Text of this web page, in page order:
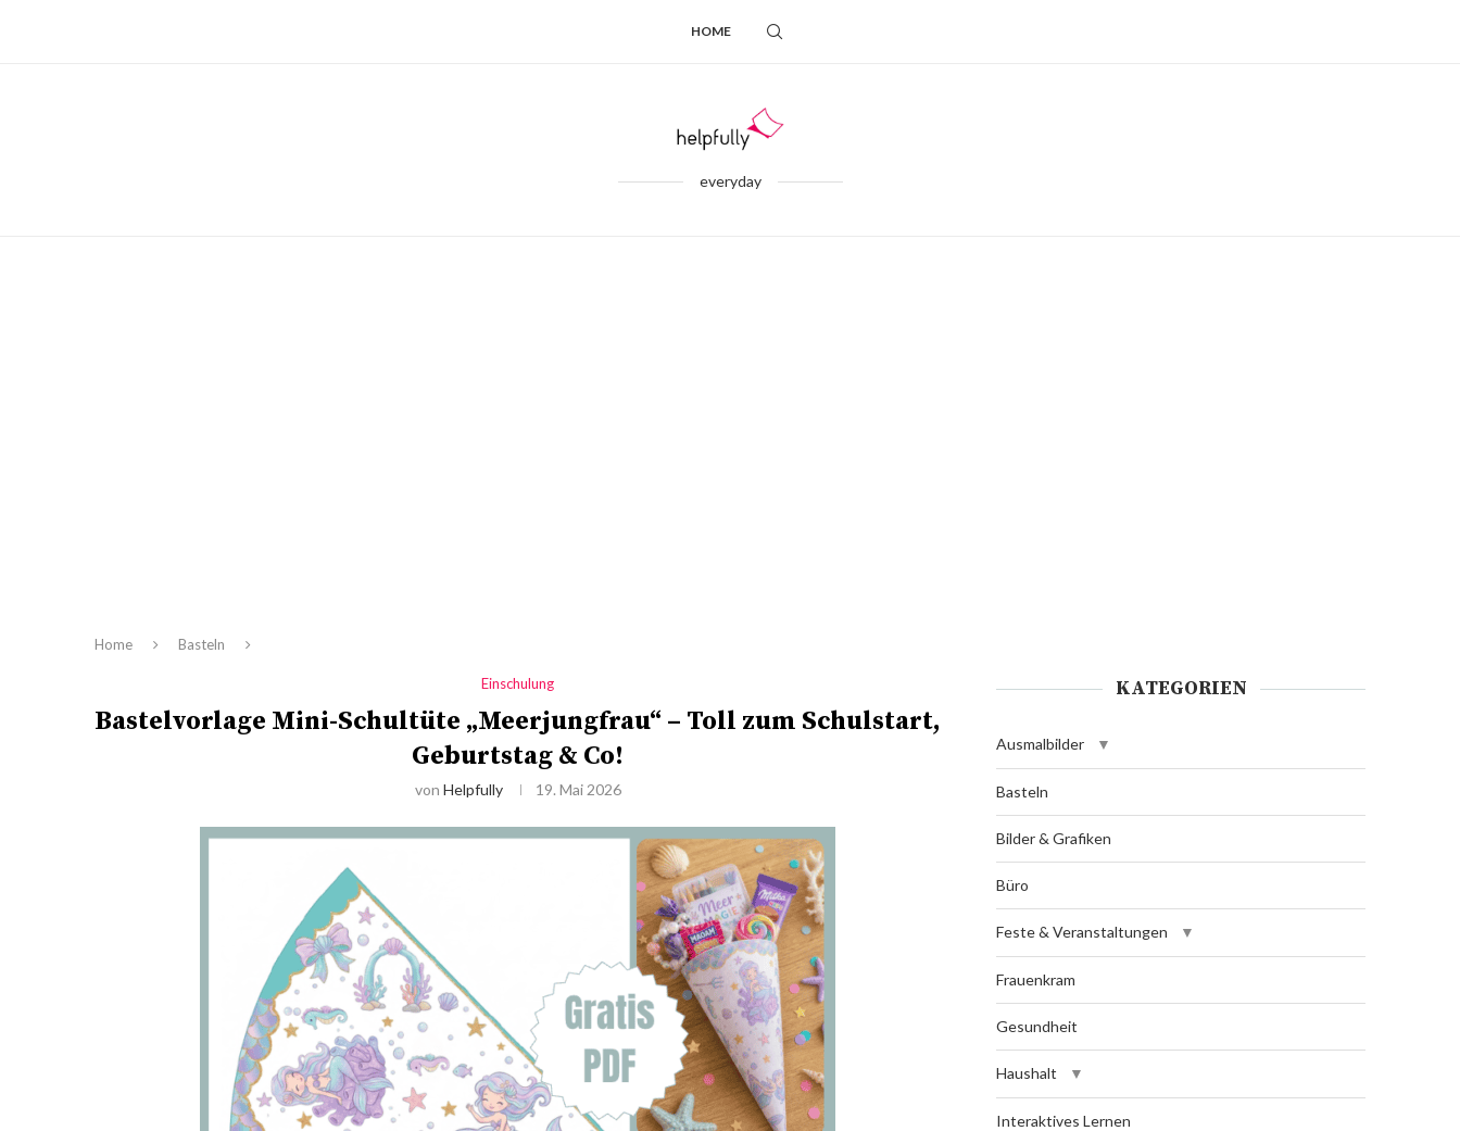
HOME
everyday
Home Basteln
Einschulung
Bastelvorlage Mini-Schultüte „Meerjungfrau“ – Toll zum Schulstart,
Geburtstag & Co!
von Helpfully 19. Mai 2026
KATEGORIEN
Ausmalbilder
Basteln
Bilder & Grafiken
Büro
Feste & Veranstaltungen
Frauenkram
Gesundheit
Haushalt
Interaktives Lernen